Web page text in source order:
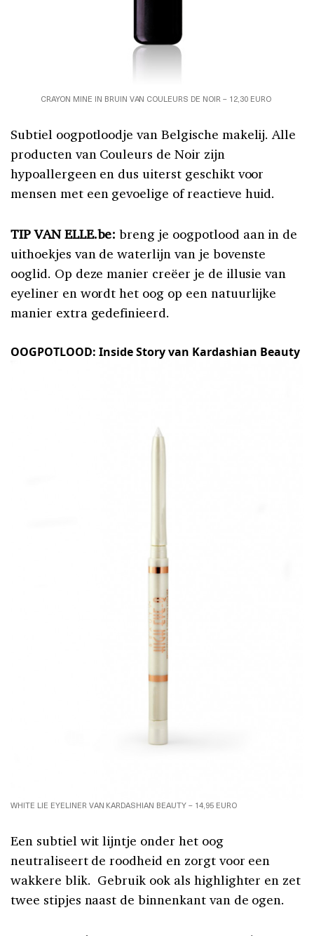
CRAYON MINE IN BRUIN VAN COULEURS DE NOIR – 12,30 EURO
Subtiel oogpotloodje van Belgische makelij. Alle
producten van Couleurs de Noir zijn
hypoallergeen en dus uiterst geschikt voor
mensen met een gevoelige of reactieve huid.
TIP VAN ELLE.be: breng je oogpotlood aan in de
uithoekjes van de waterlijn van je bovenste
ooglid. Op deze manier creëer je de illusie van
eyeliner en wordt het oog op een natuurlijke
manier extra gedefinieerd.
OOGPOTLOOD: Inside Story van Kardashian Beauty
WHITE LIE EYELINER VAN KARDASHIAN BEAUTY – 14,95 EURO
Een subtiel wit lijntje onder het oog
neutraliseert de roodheid en zorgt voor een
wakkere blik. Gebruik ook als highlighter en zet
twee stipjes naast de binnenkant van de ogen.